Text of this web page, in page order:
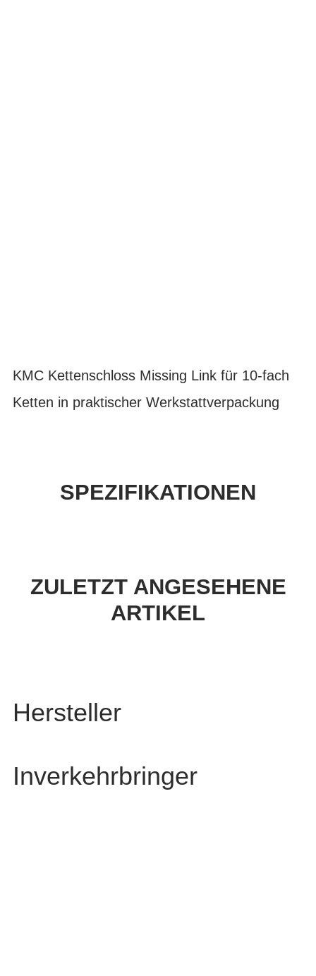
KMC Kettenschloss Missing Link für 10-fach
Ketten in praktischer Werkstattverpackung
SPEZIFIKATIONEN
ZULETZT ANGESEHENE
ARTIKEL
Hersteller
Inverkehrbringer